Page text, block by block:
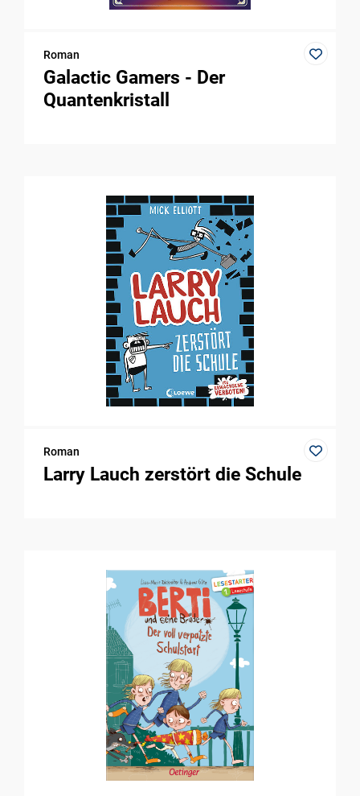
Roman
Galactic Gamers - Der
Quantenkristall
Roman
Larry Lauch zerstört die Schule